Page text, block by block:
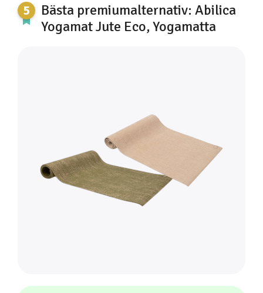
Bästa premiumalternativ: Abilica
Yogamat Jute Eco, Yogamatta